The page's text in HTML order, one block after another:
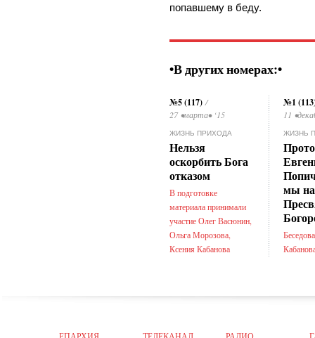
попавшему в беду.
•В других номерах:•
№5 (117) /
27 •марта• ‘15
ЖИЗНЬ ПРИХОДА
Нельзя
оскорбить Бога
отказом
В подготовке
материала принимали
участие Олег Васюнин,
Ольга Морозова,
Ксения Кабанова
№1
11
ЖИЗНЬ
мы